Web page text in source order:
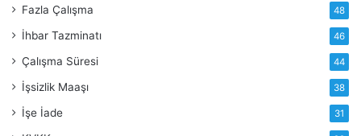
Fazla Çalışma 48
İhbar Tazminatı 46
Çalışma Süresi 44
İşsizlik Maaşı 38
İşe İade 31